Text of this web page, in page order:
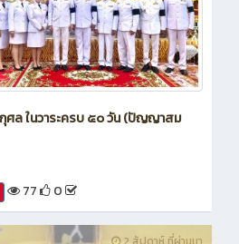
ล ในวาระครบ ๕๐ วัน (ปัญญาสม
77 0